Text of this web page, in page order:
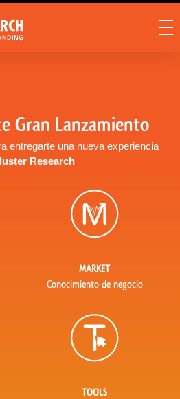
Gran Lanzamiento
entregarte una nueva experiencia
Research
MARKET
Conocimiento de negocio
TOOLS